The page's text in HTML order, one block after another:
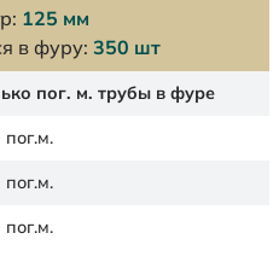
125 мм
в фуру: 350 шт
пог. м. трубы в фуре